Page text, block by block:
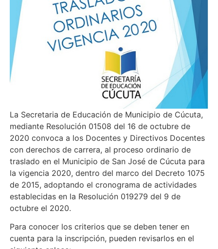
La Secretaria de Educación de Municipio de Cúcuta,
mediante Resolución 01508 del 16 de octubre de
2020 convoca a los Docentes y Directivos Docentes
con derechos de carrera, al proceso ordinario de
traslado en el Municipio de San José de Cúcuta para
la vigencia 2020, dentro del marco del Decreto 1075
de 2015, adoptando el cronograma de actividades
establecidas en la Resolución 019279 del 9 de
octubre el 2020.
Para conocer los criterios que se deben tener en
cuenta para la inscripción, pueden revisarlos en el